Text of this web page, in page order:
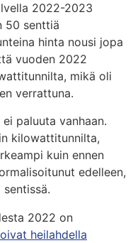
2022-2023
50 senttiä
hinta nousi jopa
vuoden 2022
mikä oli
verrattuna.
paluuta vanhaan.
kilowattitunnilta,
kuin ennen
edelleen,
2022 on
heilahdella